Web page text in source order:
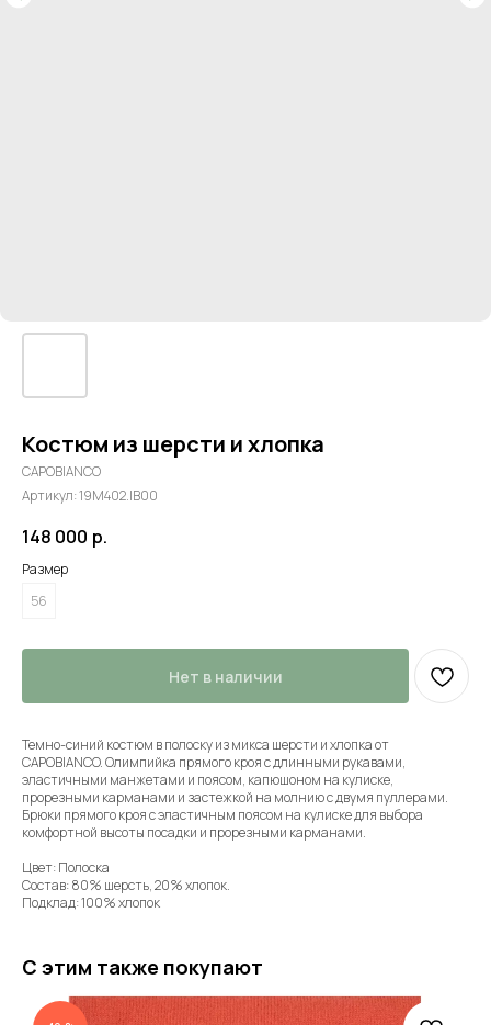
Костюм из шерсти и хлопка
CAPOBIANCO
Артикул:19M402.IB00
148 000 р.
Размер
56
Нет в наличии
Темно-синий костюм в полоску из микса шерсти и хлопка от
CAPOBIANCO. Олимпийка прямого кроя с длинными рукавами,
эластичными манжетами и поясом, капюшоном на кулиске,
прорезными карманами и застежкой на молнию с двумя пуллерами.
Брюки прямого кроя с эластичным поясом на кулиске для выбора
комфортной высоты посадки и прорезными карманами.
Цвет: Полоска
Состав: 80% шерсть, 20% хлопок.
Подклад: 100% хлопок
С этим также покупают